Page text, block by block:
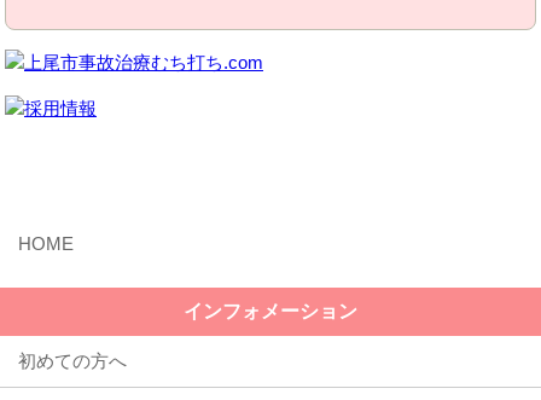
インフォメーション
初めての方へ